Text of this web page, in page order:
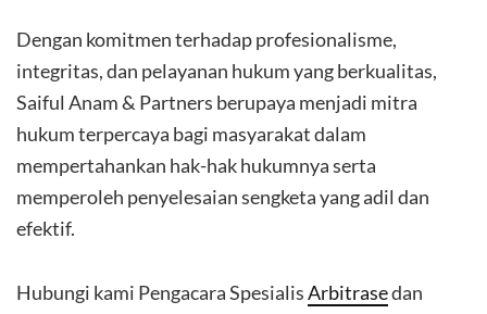
Dengan komitmen terhadap profesionalisme,
integritas, dan pelayanan hukum yang berkualitas,
Saiful Anam & Partners berupaya menjadi mitra
hukum terpercaya bagi masyarakat dalam
mempertahankan hak-hak hukumnya serta
memperoleh penyelesaian sengketa yang adil dan
efektif.
Hubungi kami Pengacara SpesialisArbitrasedan